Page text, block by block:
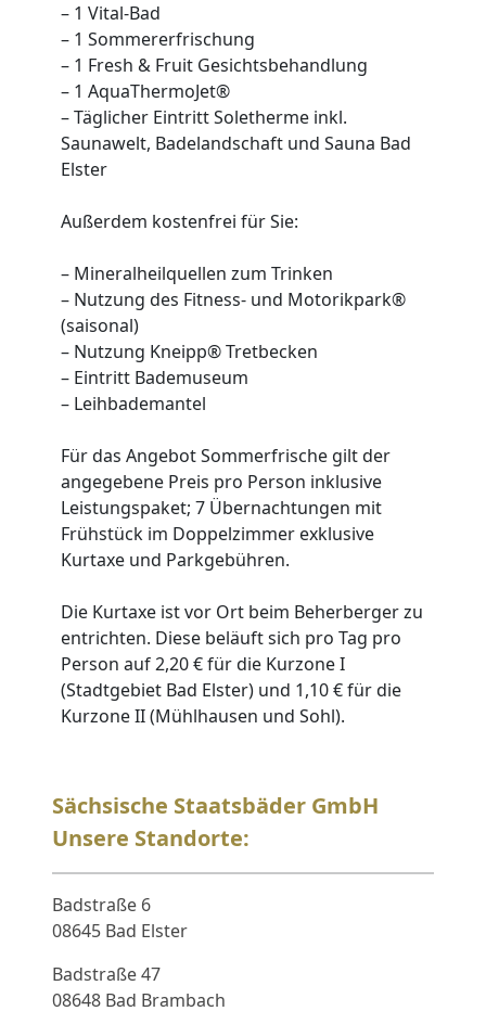
– 1 Vital-Bad
– 1 Sommererfrischung
– 1 Fresh & Fruit Gesichtsbehandlung
– 1 AquaThermoJet®
– Täglicher Eintritt Soletherme inkl.
Saunawelt, Badelandschaft und Sauna Bad
Elster
Außerdem kostenfrei für Sie:
– Mineralheilquellen zum Trinken
– Nutzung des Fitness- und Motorikpark®
(saisonal)
– Nutzung Kneipp® Tretbecken
– Eintritt Bademuseum
– Leihbademantel
Für das Angebot Sommerfrische gilt der
angegebene Preis pro Person inklusive
Leistungspaket; 7 Übernachtungen mit
Frühstück im Doppelzimmer exklusive
Kurtaxe und Parkgebühren.
Die Kurtaxe ist vor Ort beim Beherberger zu
entrichten. Diese beläuft sich pro Tag pro
Person auf 2,20 € für die Kurzone I
(Stadtgebiet Bad Elster) und 1,10 € für die
Kurzone II (Mühlhausen und Sohl).
Sächsische Staatsbäder GmbH
Unsere Standorte:
Badstraße 6
08645 Bad Elster
Badstraße 47
08648 Bad Brambach